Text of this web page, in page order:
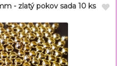
- zlatý pokov sada 10 ks